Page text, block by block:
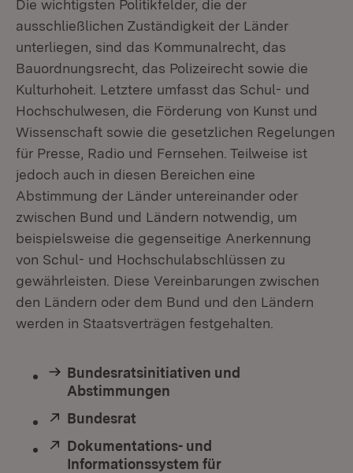
Die wichtigsten Politikfelder, die der
ausschließlichen Zuständigkeit der Länder
unterliegen, sind das Kommunalrecht, das
Bauordnungsrecht, das Polizeirecht sowie die
Kulturhoheit. Letztere umfasst das Schul- und
Hochschulwesen, die Förderung von Kunst und
Wissenschaft sowie die gesetzlichen Regelungen
für Presse, Radio und Fernsehen. Teilweise ist
jedoch auch in diesen Bereichen eine
Abstimmung der Länder untereinander oder
zwischen Bund und Ländern notwendig, um
beispielsweise die gegenseitige Anerkennung
von Schul- und Hochschulabschlüssen zu
gewährleisten. Diese Vereinbarungen zwischen
den Ländern oder dem Bund und den Ländern
werden in Staatsverträgen festgehalten.
Bundesratsinitiativen und
Abstimmungen
Extern:
Bundesrat
Extern:
Dokumentations- und
Informationssystem für